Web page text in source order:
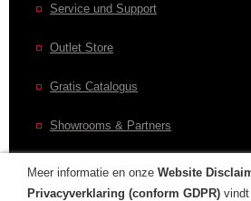
Service und Support
Outlet Store
Gratis Catalogus
Showrooms & Partners
Meer informatie en onze Website
Privacyverklaring (conform GDPR)